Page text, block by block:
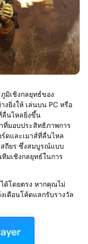
มิเชิงกลยุทธ์ของ
งยิ่งให้ เล่นบน PC หรือ
ลื่นไหลยิ่งขึ้น
ที่มอบประสิทธิภาพการ
ดและเมาส์ที่ลื่นไหล
สถียร ซึ่งสมบูรณ์แบบ
มเชิงกลยุทธ์ในการ
ด้โดยตรง หากคุณไม่
เตือนโค้ดแลกรับรางวัล